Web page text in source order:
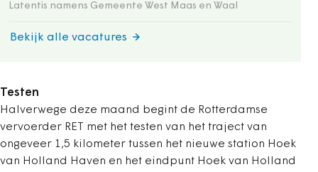
Latentis namens Gemeente West Maas en Waal
Bekijk alle vacatures
Testen
Halverwege deze maand begint de Rotterdamse
vervoerder RET met het testen van het traject van
ongeveer 1,5 kilometer tussen het nieuwe station Hoek
van Holland Haven en het eindpunt Hoek van Holland